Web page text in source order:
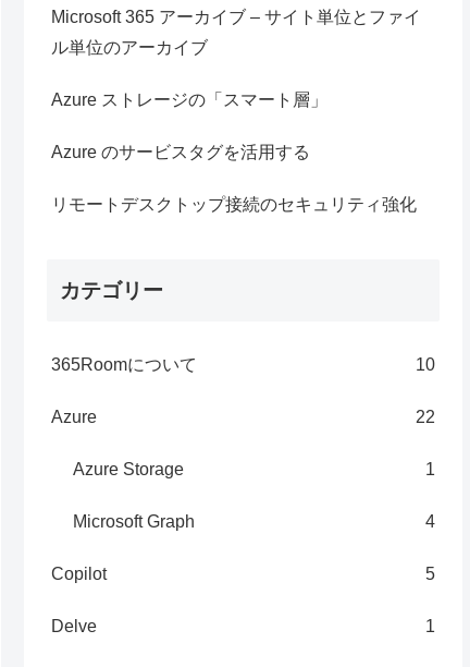
Microsoft 365 アーカイブ – サイト単位とファイ
ル単位のアーカイブ
Azure ストレージの「スマート層」
Azure のサービスタグを活用する
リモートデスクトップ接続のセキュリティ強化
カテゴリー
365Roomについて 10
Azure 22
Azure Storage 1
Microsoft Graph 4
Copilot 5
Delve 1